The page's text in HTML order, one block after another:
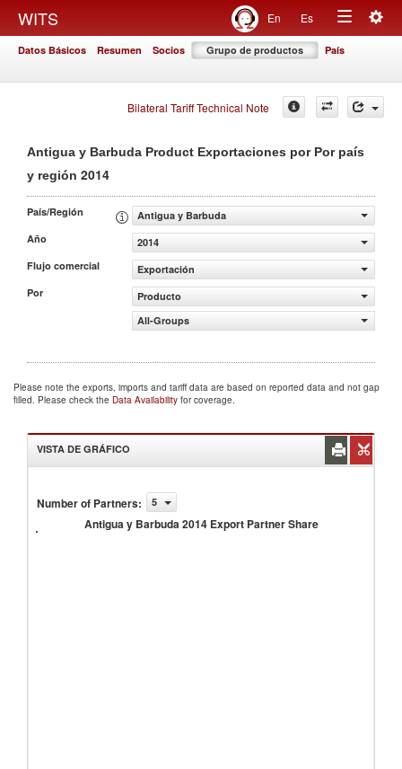
WITS En Es
Toggle
Datos Básicos Resumen Socios Grupo de productos País
Bilateral Tariff Technical Note
Antigua y Barbuda Product Exportaciones por Por país
y región 2014
País/Región
Antigua y Barbuda
Año
2014
Flujo comercial
Exportación
Por
Producto
All-Groups
Please note the exports, imports and tariff data are based on reported data and not gap
filled. Please check the Data Availability for coverage.
VISTA DE GRÁFICO
Number of Partners: 5
Antigua y Barbuda 2014 Export Partner Share
2014